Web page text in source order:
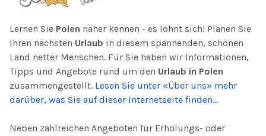
Lernen Sie Polen näher kennen - es lohnt sich! Planen Sie
Ihren nächsten Urlaub in diesem spannenden, schönen
Land netter Menschen. Für Sie haben wir Informationen,
Tipps und Angebote rund um den Urlaub in Polen
zusammengestellt. Lesen Sie unter «Über uns» mehr
darüber, was Sie auf dieser Internetseite finden...
Neben zahlreichen Angeboten für Erholungs- oder